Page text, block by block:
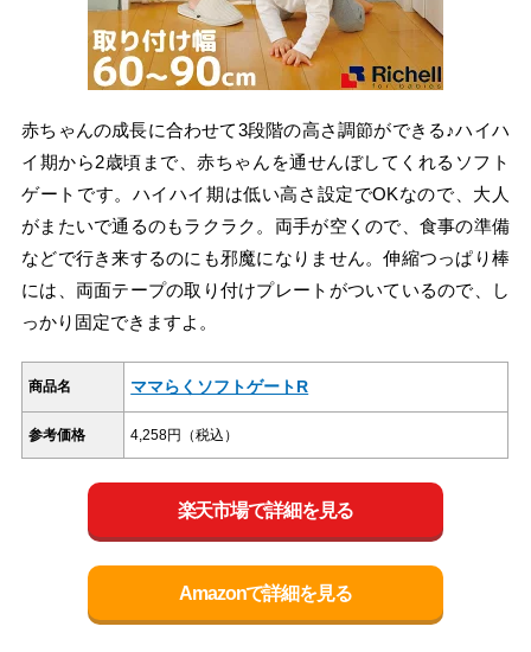
赤ちゃんの成長に合わせて3段階の高さ調節ができる♪ハイハ
イ期から2歳頃まで、赤ちゃんを通せんぼしてくれるソフト
ゲートです。ハイハイ期は低い高さ設定でOKなので、大人
がまたいで通るのもラクラク。両手が空くので、食事の準備
などで行き来するのにも邪魔になりません。伸縮つっぱり棒
には、両面テープの取り付けプレートがついているので、し
っかり固定できますよ。
商品名 ママらくソフトゲートR
参考価格 4,258円（税込）
楽天市場で詳細を見る
Amazonで詳細を見る